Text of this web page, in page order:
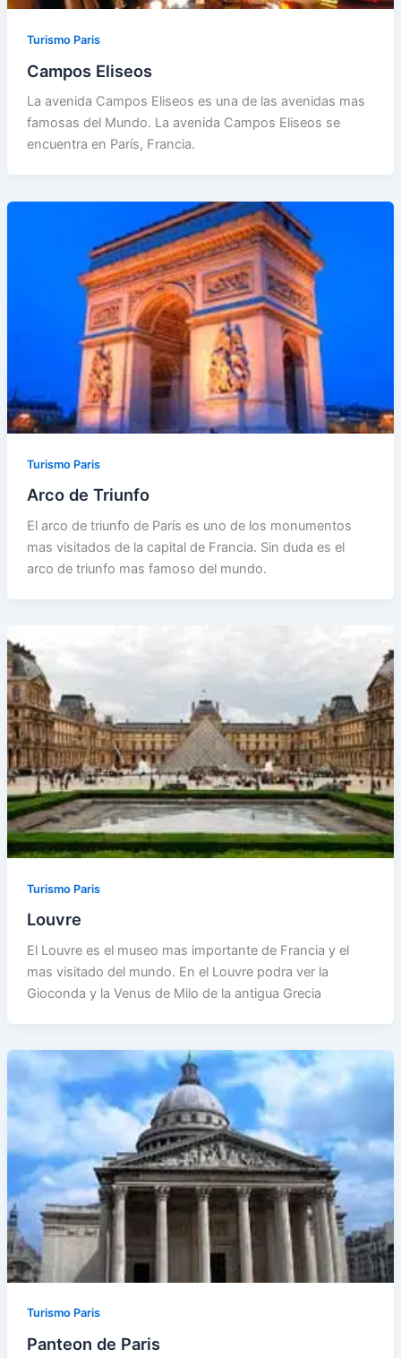
Turismo Paris
Campos Eliseos
La avenida Campos Eliseos es una de las avenidas mas
famosas del Mundo. La avenida Campos Eliseos se
encuentra en París, Francia.
Turismo Paris
Arco de Triunfo
El arco de triunfo de París es uno de los monumentos
mas visitados de la capital de Francia. Sin duda es el
arco de triunfo mas famoso del mundo.
Turismo Paris
Louvre
El Louvre es el museo mas importante de Francia y el
mas visitado del mundo. En el Louvre podra ver la
Gioconda y la Venus de Milo de la antigua Grecia
Turismo Paris
Panteon de Paris